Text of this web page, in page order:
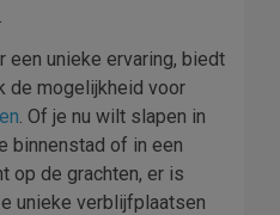
een unieke ervaring, biedt
de mogelijkheid voor
. Of je nu wilt slapen in
binnenstad of in een
op de grachten, er is
unieke verblijfplaatsen